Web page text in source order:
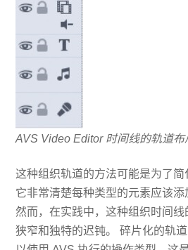
AVS Video Editor 时间线的轨道布
这种组织轨道的方法可能是为了
它非常清楚每种类型的元素应该添
然而，在实践中，这种组织时间
狭窄和独特的迟钝。 碎片化的轨